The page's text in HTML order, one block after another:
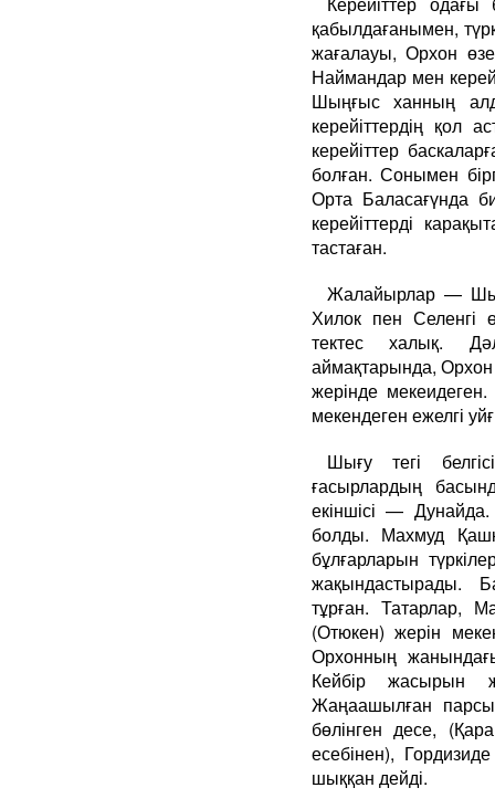
қабылдағанымен,
жағалауы, Орхон
Наймандар мен
Шыңғыс ханның
керейіттердің қол
керейіттер
болған. Сонымен
Орта Баласағүнда
керейіттерді
тастаған.
Жалайырлар —
Хилок пен Селенгі
тектес халық.
аймақтарында, Орхон
жерінде
мекендеген ежелгі
Шығу тегі
ғасырлардың
екіншісі —
болды. Махмуд
бұлғарларын
жақындастырады.
тұрған. Татарлар,
(Отюкен) жерін
Орхонның
Кейбір жасырын
Жаңаашылған парсы
бөлінген десе,
есебінен),
шыққан дейді.